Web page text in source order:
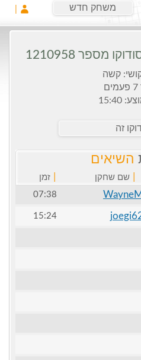
משחק חדש
מספר 1210958
קשה
15:40
זה
השיאים
שם שחקן
זמן
WayneM
07:38
15:24